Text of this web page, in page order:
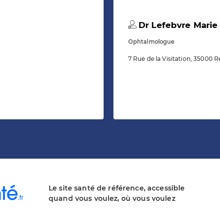
Dr Lefebvre Marie
Ophtalmologue
7 Rue de la Visitation, 35000
Le site santé de référence, accessible
quand vous voulez, où vous voulez